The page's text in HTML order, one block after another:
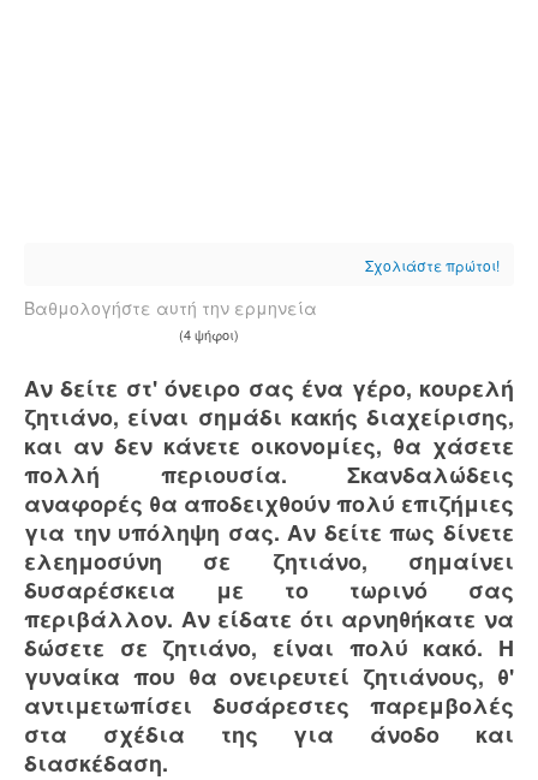
Σχολιάστε πρώτοι!
Βαθμολογήστε αυτή την ερμηνεία
(4 ψήφοι)
Αν δείτε στ' όνειρο σας ένα γέρο, κουρελή
ζητιάνο, είναι σημάδι κακής διαχείρισης,
και αν δεν κάνετε οικονομίες, θα χάσετε
πολλή περιουσία. Σκανδαλώδεις
αναφορές θα αποδειχθούν πολύ επιζήμιες
για την υπόληψη σας. Αν δείτε πως δίνετε
ελεημοσύνη σε ζητιάνο, σημαίνει
δυσαρέσκεια με το τωρινό σας
περιβάλλον. Αν είδατε ότι αρνηθήκατε να
δώσετε σε ζητιάνο, είναι πολύ κακό. Η
γυναίκα που θα ονειρευτεί ζητιάνους, θ'
αντιμετωπίσει δυσάρεστες παρεμβολές
στα σχέδια της για άνοδο και
διασκέδαση.